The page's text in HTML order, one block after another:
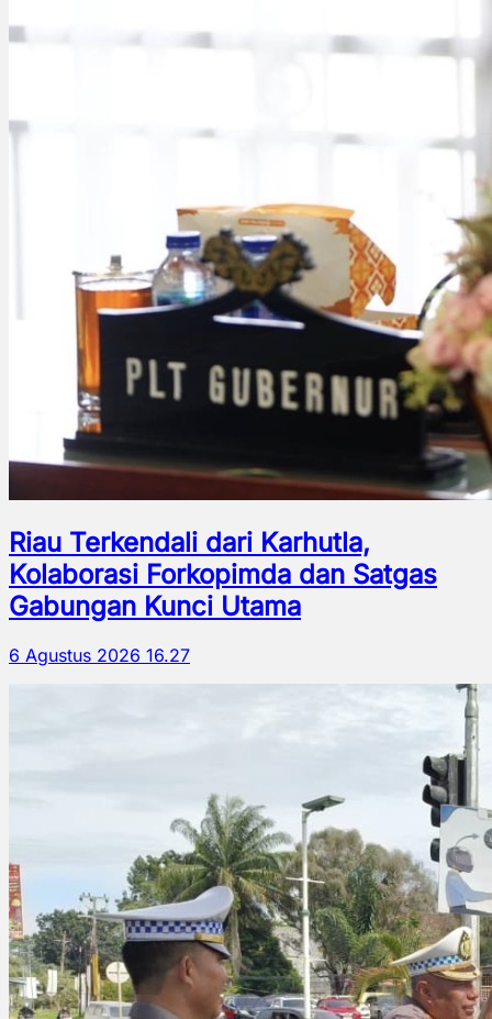
Riau Terkendali dari Karhutla,
Kolaborasi Forkopimda dan Satgas
Gabungan Kunci Utama
6 Agustus 2026 16.27